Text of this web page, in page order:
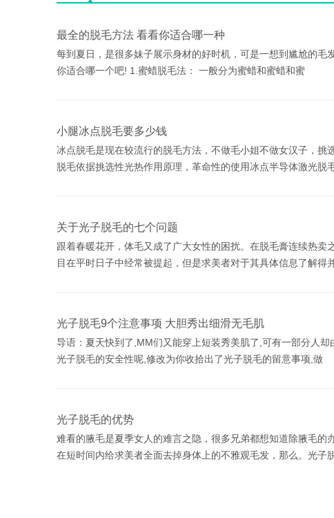
最全的脱毛方法 看看你适合哪一种
每到夏日，是很多妹子展示身材的好时机，可是一想到尴尬的
你适合哪一个吧! 1.蜜蜡脱毛法： 一般分为蜜蜡和蜜蜡和蜜
小腿冰点脱毛要多少钱
冰点脱毛是现在较流行的脱毛方法，不做毛小姐不做女汉子，
脱毛依据挑选性光热作用原理，革命性的使用冰点半导体激光脱
关于光子脱毛的七个问题
跟着春暖花开，体毛又成了广大女性的困扰。在脱毛膏连续热
目在平时日子中经常被提起，但是求美者对于其具体信息了解得
光子脱毛9个注意事项 大胆秀出细滑无毛肌
导语：夏天快到了,MM们又能穿上短装秀美肌了,可有一部分人
光子脱毛的安全性呢,修改为你收拾出了光子脱毛的留意事项,做
光子脱毛的优势
难看的腋毛是夏季女人的难言之隐，很多兄弟都想知道除腋毛
在短时间内给求美者全面去掉身体上的不雅观毛发，那么。光子